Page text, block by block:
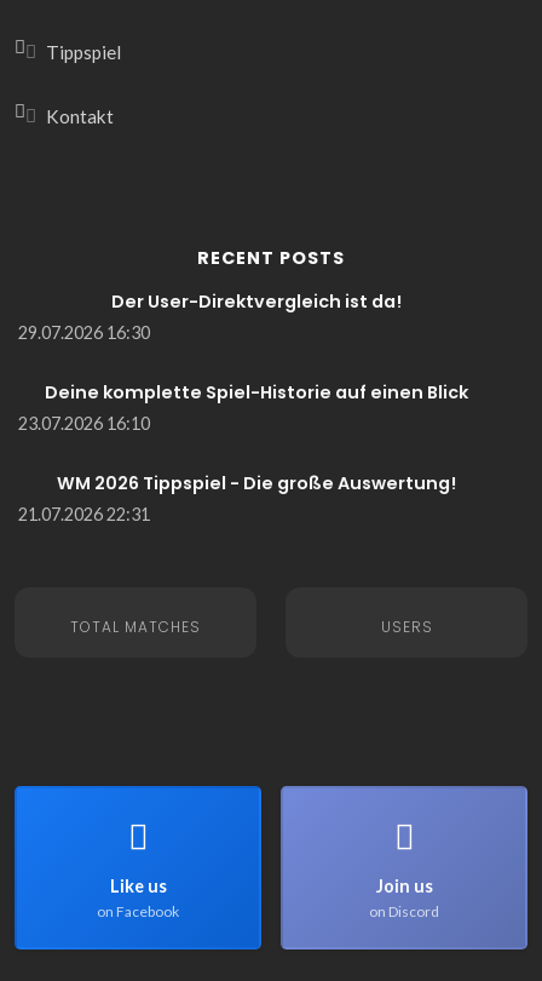
Tippspiel
Kontakt
RECENT POSTS
Der User-Direktvergleich ist da!
29.07.2026 16:30
Deine komplette Spiel-Historie auf einen Blick
23.07.2026 16:10
WM 2026 Tippspiel - Die große Auswertung!
21.07.2026 22:31
TOTAL MATCHES USERS
Like us
on Facebook
Join us
on Discord